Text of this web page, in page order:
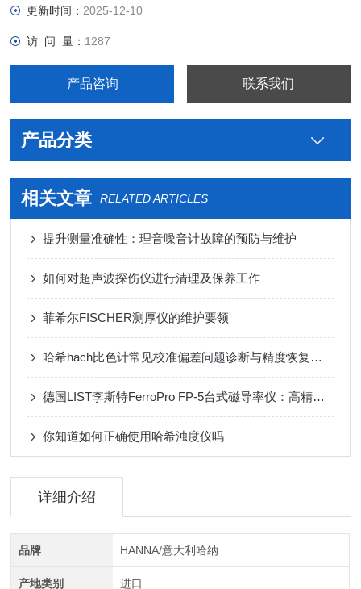
更新时间： 2025-12-10
访 问 量： 1287
产品咨询 联系我们
产品分类
相关文章 RELATED ARTICLES
提升测量准确性：理音噪音计故障的预防与维护
如何对超声波探伤仪进行清理及保养工作
菲希尔FISCHER测厚仪的维护要领
哈希hach比色计常见校准偏差问题诊断与精度恢复技巧
德国LIST李斯特FerroPro FP-5台式磁导率仪：高精度检测，助力材料质量把控
你知道如何正确使用哈希浊度仪吗
详细介绍
品牌 HANNA/意大利哈纳
产地类别 进口